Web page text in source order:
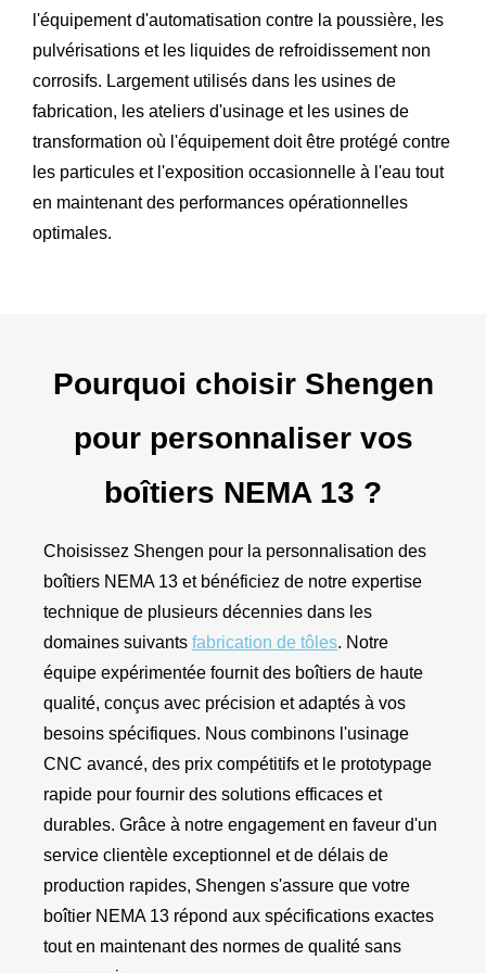
l'équipement d'automatisation contre la poussière, les
pulvérisations et les liquides de refroidissement non
corrosifs. Largement utilisés dans les usines de
fabrication, les ateliers d'usinage et les usines de
transformation où l'équipement doit être protégé contre
les particules et l'exposition occasionnelle à l'eau tout
en maintenant des performances opérationnelles
optimales.
Pourquoi choisir Shengen
pour personnaliser vos
boîtiers NEMA 13 ?
Choisissez Shengen pour la personnalisation des
boîtiers NEMA 13 et bénéficiez de notre expertise
technique de plusieurs décennies dans les
domaines suivants fabrication de tôles. Notre
équipe expérimentée fournit des boîtiers de haute
qualité, conçus avec précision et adaptés à vos
besoins spécifiques. Nous combinons l'usinage
CNC avancé, des prix compétitifs et le prototypage
rapide pour fournir des solutions efficaces et
durables. Grâce à notre engagement en faveur d'un
service clientèle exceptionnel et de délais de
production rapides, Shengen s'assure que votre
boîtier NEMA 13 répond aux spécifications exactes
tout en maintenant des normes de qualité sans